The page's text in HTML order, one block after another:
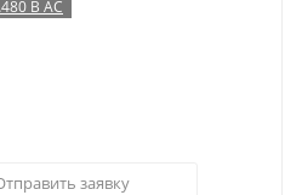
В AC
заявку